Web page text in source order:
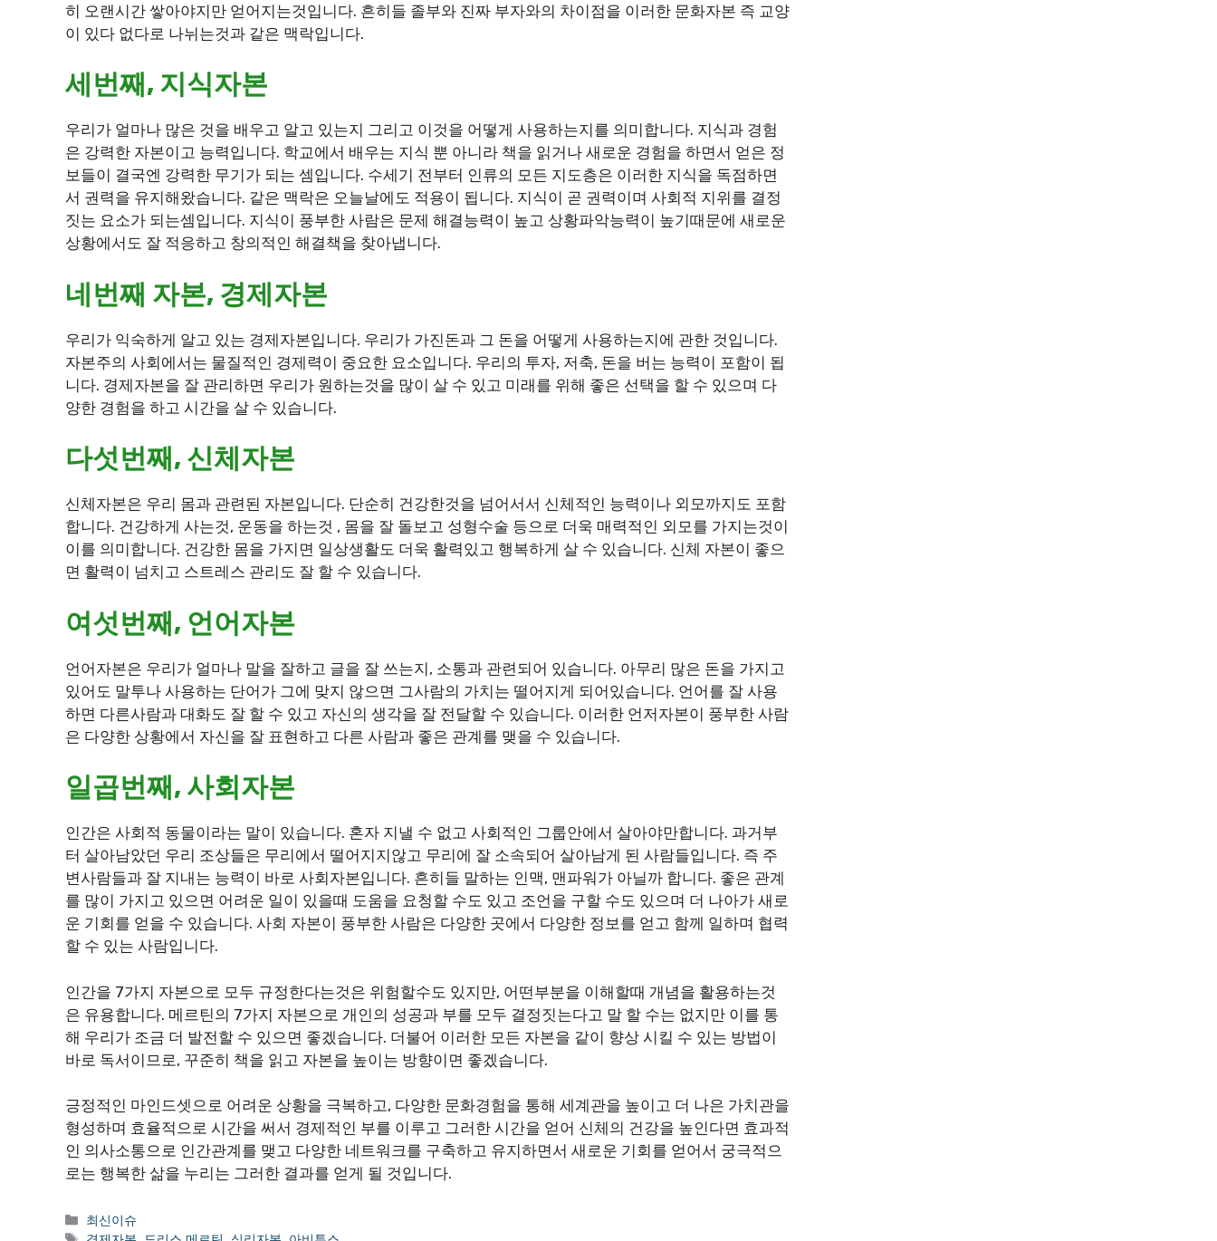
히 오랜시간 쌓아야지만 얻어지는것입니다. 흔히들 졸부와 진짜 부자와의 차이점을 이러한 문화자본 즉 교양
이 있다 없다로 나뉘는것과 같은 맥락입니다.
세번째, 지식자본
우리가 얼마나 많은 것을 배우고 알고 있는지 그리고 이것을 어떻게 사용하는지를 의미합니다. 지식과 경험
은 강력한 자본이고 능력입니다. 학교에서 배우는 지식 뿐 아니라 책을 읽거나 새로운 경험을 하면서 얻은 정
보들이 결국엔 강력한 무기가 되는 셈입니다. 수세기 전부터 인류의 모든 지도층은 이러한 지식을 독점하면
서 권력을 유지해왔습니다. 같은 맥락은 오늘날에도 적용이 됩니다. 지식이 곧 권력이며 사회적 지위를 결정
짓는 요소가 되는셈입니다. 지식이 풍부한 사람은 문제 해결능력이 높고 상황파악능력이 높기때문에 새로운
상황에서도 잘 적응하고 창의적인 해결책을 찾아냅니다.
네번째 자본, 경제자본
우리가 익숙하게 알고 있는 경제자본입니다. 우리가 가진돈과 그 돈을 어떻게 사용하는지에 관한 것입니다.
자본주의 사회에서는 물질적인 경제력이 중요한 요소입니다. 우리의 투자, 저축, 돈을 버는 능력이 포함이 됩
니다. 경제자본을 잘 관리하면 우리가 원하는것을 많이 살 수 있고 미래를 위해 좋은 선택을 할 수 있으며 다
양한 경험을 하고 시간을 살 수 있습니다.
다섯번째, 신체자본
신체자본은 우리 몸과 관련된 자본입니다. 단순히 건강한것을 넘어서서 신체적인 능력이나 외모까지도 포함
합니다. 건강하게 사는것, 운동을 하는것 , 몸을 잘 돌보고 성형수술 등으로 더욱 매력적인 외모를 가지는것이
이를 의미합니다. 건강한 몸을 가지면 일상생활도 더욱 활력있고 행복하게 살 수 있습니다. 신체 자본이 좋으
면 활력이 넘치고 스트레스 관리도 잘 할 수 있습니다.
여섯번째, 언어자본
언어자본은 우리가 얼마나 말을 잘하고 글을 잘 쓰는지, 소통과 관련되어 있습니다. 아무리 많은 돈을 가지고
있어도 말투나 사용하는 단어가 그에 맞지 않으면 그사람의 가치는 떨어지게 되어있습니다. 언어를 잘 사용
하면 다른사람과 대화도 잘 할 수 있고 자신의 생각을 잘 전달할 수 있습니다. 이러한 언저자본이 풍부한 사람
은 다양한 상황에서 자신을 잘 표현하고 다른 사람과 좋은 관계를 맺을 수 있습니다.
일곱번째, 사회자본
인간은 사회적 동물이라는 말이 있습니다. 혼자 지낼 수 없고 사회적인 그룹안에서 살아야만합니다. 과거부
터 살아남았던 우리 조상들은 무리에서 떨어지지않고 무리에 잘 소속되어 살아남게 된 사람들입니다. 즉 주
변사람들과 잘 지내는 능력이 바로 사회자본입니다. 흔히들 말하는 인맥, 맨파워가 아닐까 합니다. 좋은 관계
를 많이 가지고 있으면 어려운 일이 있을때 도움을 요청할 수도 있고 조언을 구할 수도 있으며 더 나아가 새로
운 기회를 얻을 수 있습니다. 사회 자본이 풍부한 사람은 다양한 곳에서 다양한 정보를 얻고 함께 일하며 협력
할 수 있는 사람입니다.
인간을 7가지 자본으로 모두 규정한다는것은 위험할수도 있지만, 어떤부분을 이해할때 개념을 활용하는것
은 유용합니다. 메르틴의 7가지 자본으로 개인의 성공과 부를 모두 결정짓는다고 말 할 수는 없지만 이를 통
해 우리가 조금 더 발전할 수 있으면 좋겠습니다. 더불어 이러한 모든 자본을 같이 향상 시킬 수 있는 방법이
바로 독서이므로, 꾸준히 책을 읽고 자본을 높이는 방향이면 좋겠습니다.
긍정적인 마인드셋으로 어려운 상황을 극복하고, 다양한 문화경험을 통해 세계관을 높이고 더 나은 가치관을
형성하며 효율적으로 시간을 써서 경제적인 부를 이루고 그러한 시간을 얻어 신체의 건강을 높인다면 효과적
인 의사소통으로 인간관계를 맺고 다양한 네트워크를 구축하고 유지하면서 새로운 기회를 얻어서 궁극적으
로는 행복한 삶을 누리는 그러한 결과를 얻게 될 것입니다.
카
최신이슈